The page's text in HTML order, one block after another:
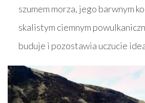
szumem morza, jego barwnym
skalistym ciemnym
buduje i pozostawia uczucie